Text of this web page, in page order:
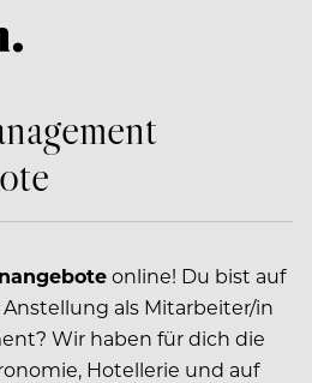
online! Du bist auf
als Mitarbeiter/in
Wir haben für dich die
Hotellerie und auf